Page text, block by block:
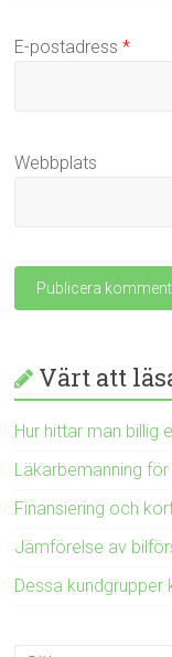
E-postadress*
Webbplats
Värt att
Hur hittar man billig
Läkarbemanning
Finansiering och
Jämförelse av
Dessa kundgrupper